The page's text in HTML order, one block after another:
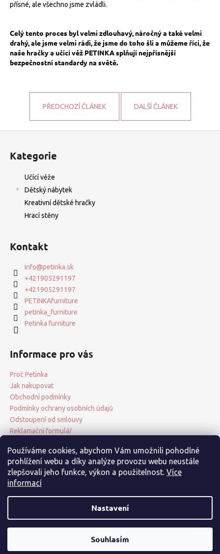
Používáme cookies, abychom Vám umožnili pohodlné
prohlížení webu a díky analýze provozu webu neustále
zlepšovali jeho funkce, výkon a použitelnost. Více
informací
Nastavení
Souhlasím
Milí zákazníci, od 20. 6. do 28. 6. čerpáme dovolenou. Všechny
objednávky přijaté během tohoto období budou vyřizovány od
přísné, ale všechno jsme zvládli.
Celý tento proces byl velmi zdlouhavý, náročný a také velmi
drahý, ale jsme velmi rádi, že jsme do toho šli a můžeme říci, že
naše hračky a učící věž PETINKA splňují nejpřísnější
bezpečnostní standardy na světě.
PŘEDCHOZÍ ČLÁNEK DALŠÍ ČLÁNEK
Kategorie
Učící věže
Dětský nábytek
Kreativní dětské hračky
Hrací stěny
Kontakt
info@petinka.sk
+421905291197
+421905291197
PETINKAfurniture
petinka_furniture
Petinka furniture
Informace pro vás
Proč Petinka
Jak nakupovat
Obchodní podmínky
Podmínky ochrany osobních údajů
Odstoupení od smlouvy
Reklamační formulář
Přijímáme online platby
Petinka. Všechna práva vyhrazena.